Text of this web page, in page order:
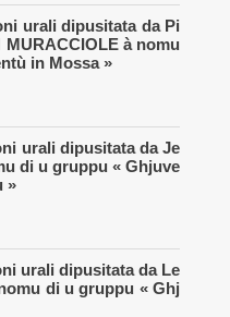
urali dipusitata da Pi
à nomu
in Mossa »
urali dipusitata da Je
di u gruppu « Ghjuve
»
urali dipusitata da Le
di u gruppu « Ghj